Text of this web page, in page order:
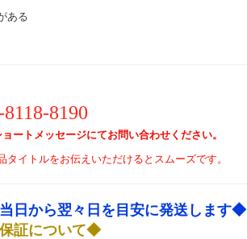
ある
8118-8190
ートメッセージにてお問い合わせください。
イトルをお伝えいただけるとスムーズです。
日から翌々日を目安に発送します◆
証について◆